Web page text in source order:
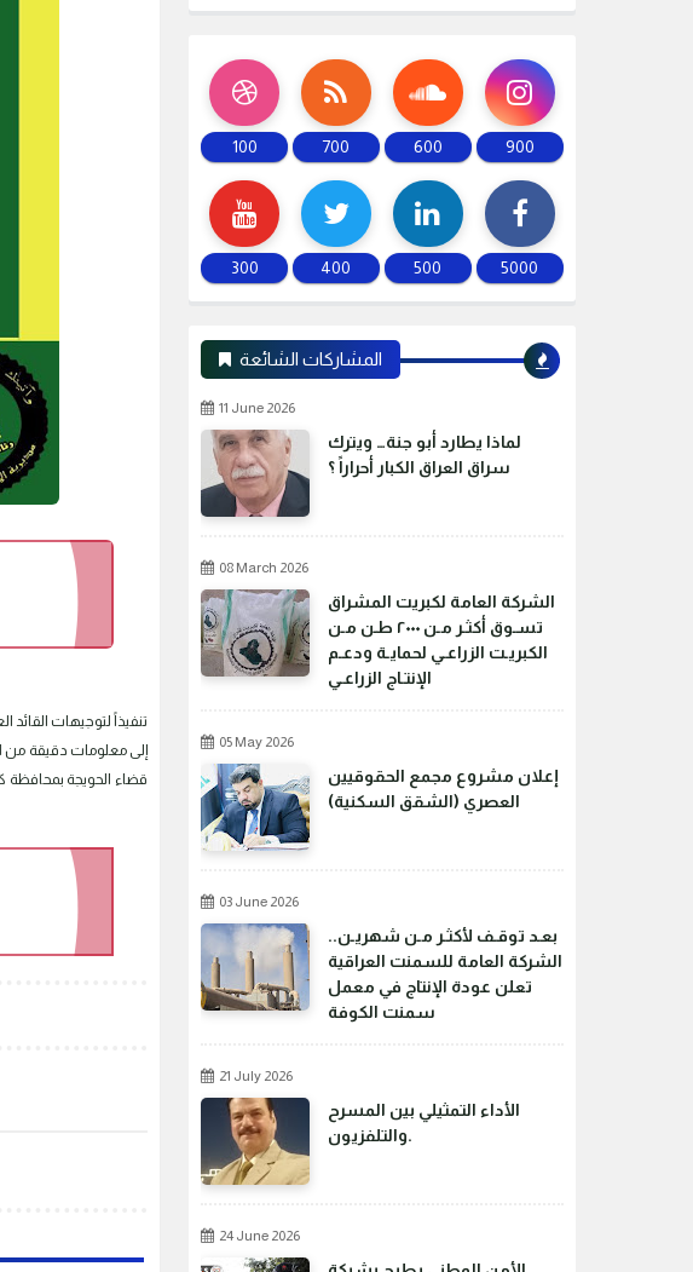
تنفيذاً لتوجيهات
قضاء الحويجة بمحافظة
100 700 600 900
300 400 500 5000
المشاركات الشائعة
11 June 2026
لماذا يطارد أبو جنة… ويترك
سراق العراق الكبار أحراراً ؟
08 March 2026
الشركة العامة لكبريت المشراق
تسـوق أكثـر مـن ٢٠٠٠ طـن مـن
الكبريـت الزراعـي لحمايـة ودعـم
الإنتـاج الزراعـي
05 May 2026
إعلان مشروع مجمع الحقوقيين
العصري (الشقق السكنية)
03 June 2026
بعـد توقـف لأكثـر مـن شهريـن..
الشركة العامة للسمنت العراقية
تعلن عودة الإنتاج في معمل
سمنت الكوفة
21 July 2026
الأداء التمثيلي بين المسرح
والتلفزيون.
24 June 2026